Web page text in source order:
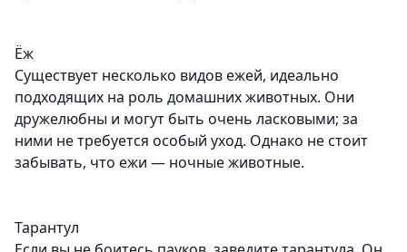
Ёж
Существует несколько видов ежей, идеально
подходящих на роль домашних животных. Они
дружелюбны и могут быть очень ласковыми; за
ними не требуется особый уход. Однако не стоит
забывать, что ежи — ночные животные.
Тарантул